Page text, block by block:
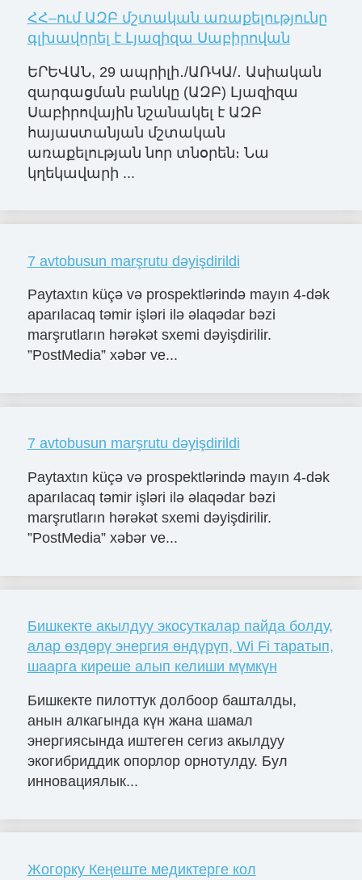
ՀՀ–ում ԱԶԲ մշտական առաքելությունը
գլխավորել է Լյազիզա Սաբիրովան
ԵՐԵՎԱՆ, 29 ապրիլի․/ԱՌԿԱ/․ Ասիական
զարգացման բանկը (ԱԶԲ) Լյազիզա
Սաբիրովային նշանակել է ԱԶԲ
հայաստանյան մշտական
առաքելության նոր տնօրեն։ Նա
կղեկավարի ...
7 avtobusun marşrutu dəyişdirildi
Paytaxtın küçə və prospektlərində mayın 4-dək
aparılacaq təmir işləri ilə əlaqədar bəzi
marşrutların hərəkət sxemi dəyişdirilir.
”PostMedia” xəbər ve...
7 avtobusun marşrutu dəyişdirildi
Paytaxtın küçə və prospektlərində mayın 4-dək
aparılacaq təmir işləri ilə əlaqədar bəzi
marşrutların hərəkət sxemi dəyişdirilir.
”PostMedia” xəbər ve...
Бишкекте акылдуу экосуткалар пайда болду,
алар өздөрү энергия өндүрүп, Wi Fi таратып,
шаарга киреше алып келиши мүмкүн
Бишкекте пилоттук долбоор башталды,
анын алкагында күн жана шамал
энергиясында иштеген сегиз акылдуу
экогибриддик опорлор орнотулду. Бул
инновациялык...
Жогорку Кеңеште медиктерге кол